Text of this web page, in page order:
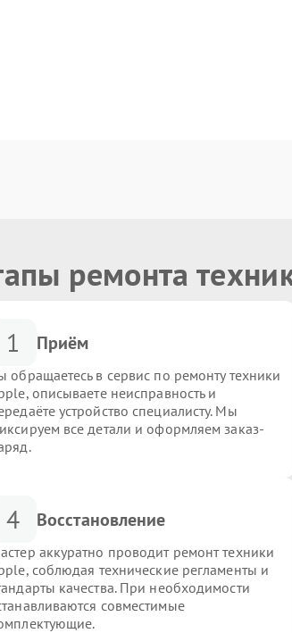
ремонта
1 Приём
обращаетесь в сервис по ремонту техники
описываете неисправность и
устройство специалисту. Мы
все детали и оформляем заказ-
4 Восстановление
аккуратно проводит ремонт техники
соблюдая технические регламенты и
качества. При необходимости
совместимые